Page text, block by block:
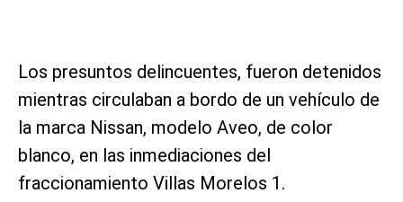
Los presuntos delincuentes, fueron detenidos
mientras circulaban a bordo de un vehículo de
la marca Nissan, modelo Aveo, de color
blanco, en las inmediaciones del
fraccionamiento Villas Morelos 1.